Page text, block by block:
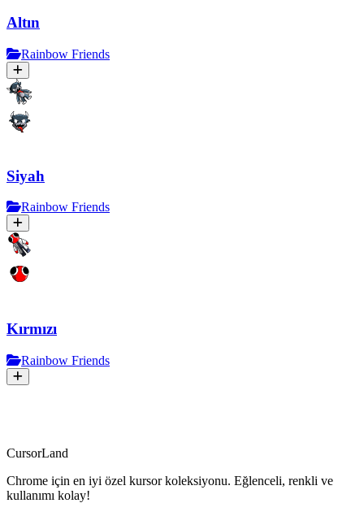
Altın
Rainbow Friends
Siyah
Rainbow Friends
Kırmızı
Rainbow Friends
CursorLand
Chrome için en iyi özel kursor koleksiyonu. Eğlenceli, renkli ve
kullanımı kolay!